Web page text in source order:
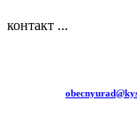
контакт ...